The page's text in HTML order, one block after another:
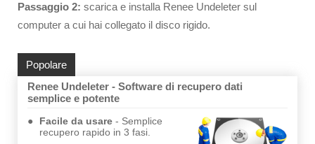
Passaggio 2: scarica e installa Renee Undeleter sul
computer a cui hai collegato il disco rigido.
Popolare
Renee Undeleter - Software di recupero dati
semplice e potente
Facile da usare
Semplice
recupero rapido in 3 fasi.